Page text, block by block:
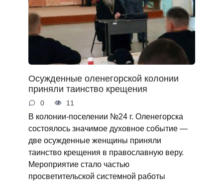
Осужденные оленегорской колонии
приняли таинство крещения
0 11
В колонии-поселении №24 г. Оленегорска
состоялось значимое духовное событие —
две осужденные женщины приняли
таинство крещения в православную веру.
Мероприятие стало частью
просветительской системной работы